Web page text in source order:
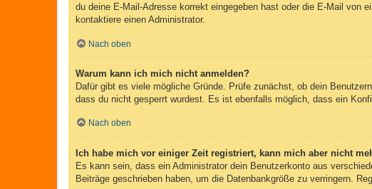
du deine E-Mail-Adresse korrekt eingegeben hast oder die E-Mail von
kontaktiere einen Administrator.
Nach oben
Warum kann ich mich nicht anmelden?
Dafür gibt es viele mögliche Gründe. Prüfe zunächst, ob dein
dass du nicht gesperrt wurdest. Es ist ebenfalls möglich, dass ein
Nach oben
Ich habe mich vor einiger Zeit registriert, kann mich aber nicht
Es kann sein, dass ein Administrator dein Benutzerkonto aus
Beiträge geschrieben haben, um die Datenbankgröße zu verringern.